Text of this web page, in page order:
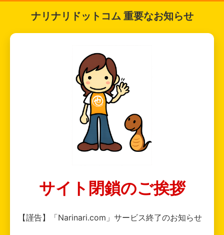
ナリナリドットコム 重要なお知らせ
サイト閉鎖のご挨拶
【謹告】「Narinari.com」サービス終了のお知らせ